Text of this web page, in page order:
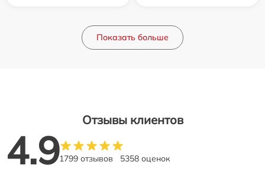
Показать больше
Отзывы клиентов
4.91799 отзывов 5358 оценок